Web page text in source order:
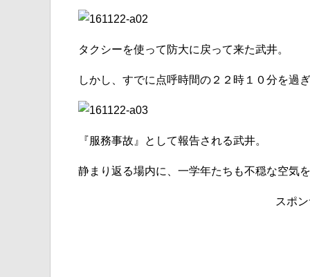
タクシーを使って防大に戻って来た武井。
しかし、すでに点呼時間の２２時１０分を過
『服務事故』として報告される武井。
静まり返る場内に、一学年たちも不穏な空気を
スポ